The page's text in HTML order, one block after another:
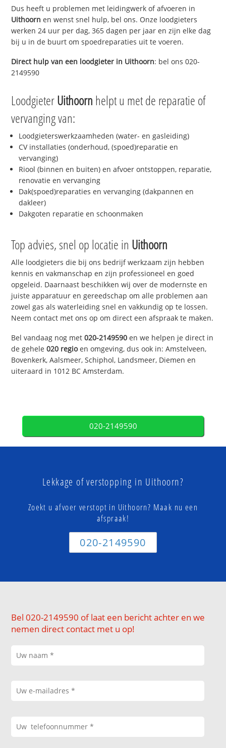
Dus heeft u problemen met leidingwerk of afvoeren in
Uithoorn en wenst snel hulp, bel ons. Onze loodgieters
werken 24 uur per dag, 365 dagen per jaar en zijn elke dag
bij u in de buurt om spoedreparaties uit te voeren.
Direct hulp van een loodgieter in Uithoorn: bel ons 020-
2149590
LoodgieterUithoorn helpt u met de reparatie of
vervanging van:
Loodgieterswerkzaamheden (water- en gasleiding)
CV installaties (onderhoud, (spoed)reparatie en
vervanging)
Riool (binnen en buiten) en afvoer ontstoppen, reparatie,
renovatie en vervanging
Dak(spoed)reparaties en vervanging (dakpannen en
dakleer)
Dakgoten reparatie en schoonmaken
Top advies, snel op locatie in Uithoorn
Alle loodgieters die bij ons bedrijf werkzaam zijn hebben
kennis en vakmanschap en zijn professioneel en goed
opgeleid. Daarnaast beschikken wij over de modernste en
juiste apparatuur en gereedschap om alle problemen aan
zowel gas als waterleiding snel en vakkundig op te lossen.
Neem contact met ons op om direct een afspraak te maken.
Bel vandaag nog met020-2149590 en we helpen je direct in
de gehele020 regioen omgeving, dus ook in: Amstelveen,
Bovenkerk, Aalsmeer, Schiphol, Landsmeer, Diemen en
uiteraard in 1012 BC Amsterdam.
020-2149590
Lekkage of verstopping in Uithoorn?
Zoekt u afvoer verstopt in Uithoorn? Maak nu een
afspraak!
020-2149590
Bel 020-2149590 of laat een bericht achter en we
nemen direct contact met u op!